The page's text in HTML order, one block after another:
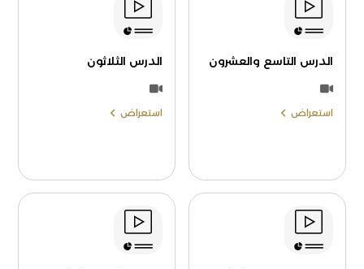
الدرس التاسع والعشرون
استعراض
الدرس الثلاثون
استعراض